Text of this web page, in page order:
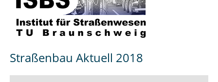
Straßenbau Aktuell 2018